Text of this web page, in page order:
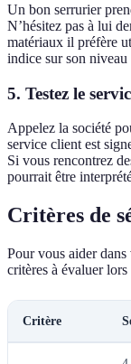
Un bon serrurier
N’hésitez pas à lui
matériaux il préfère
indice sur son niveau
5. Testez le
Appelez la société
service client est
Si vous rencontrez
pourrait être
Critères de
Pour vous aider
critères à évaluer
Critère